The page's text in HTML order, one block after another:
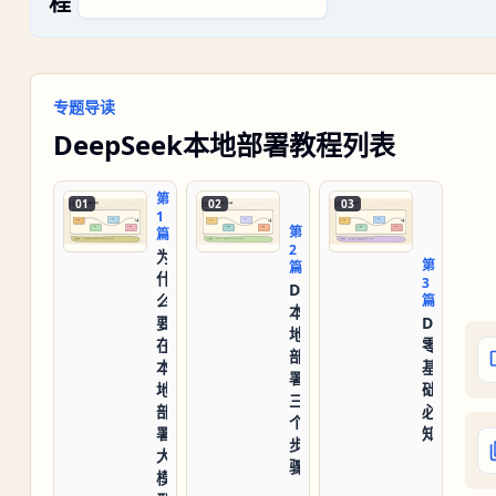
专题导读
DeepSeek本地部署教程列表
01
第
1
篇
为
什
么
要
在
本
地
部
署
大
模
02
第
2
篇
DeepSeek
本
地
部
署
三
个
步
骤
03
第
3
篇
零
基
础
必
知